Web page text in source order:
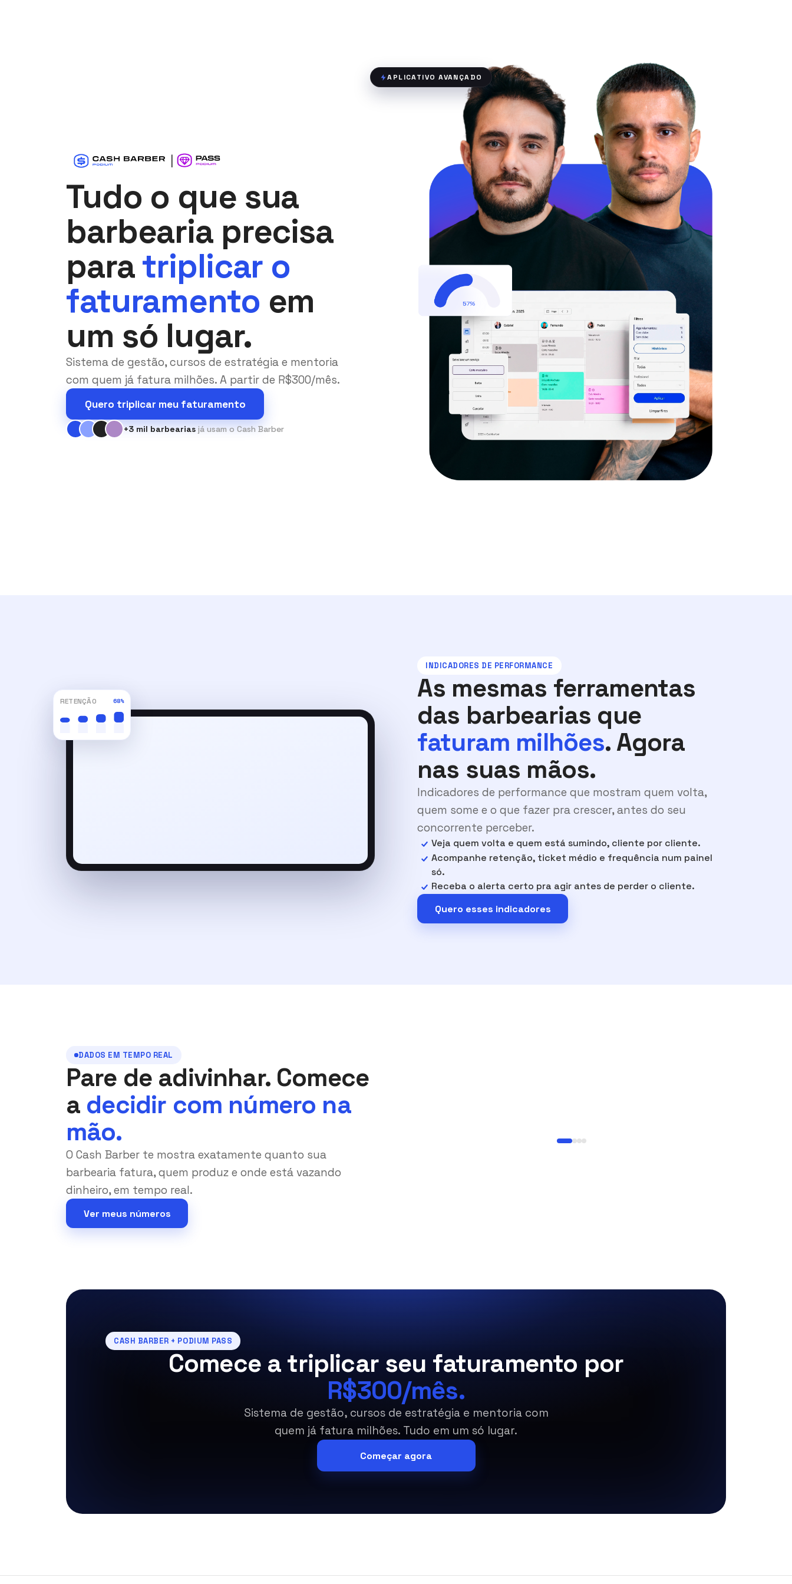
Tudo o que sua
barbearia precisa
paratriplicar o
faturamento em
um só lugar.
Sistema de gestão, cursos de estratégia e mentoria
com quem já fatura milhões. A partir de R$300/mês.
Quero triplicar meu faturamento
+3 mil barbearias já usam o Cash Barber
APLICATIVO AVANÇADO
RETENÇÃO 68%
INDICADORES DE PERFORMANCE
As mesmas ferramentas
das barbearias que
faturam milhões. Agora
nas suas mãos.
Indicadores de performance que mostram quem volta,
quem some e o que fazer pra crescer, antes do seu
concorrente perceber.
Veja quem volta e quem está sumindo, cliente por cliente.
Acompanhe retenção, ticket médio e frequência num painel
só.
Receba o alerta certo pra agir antes de perder o cliente.
Quero esses indicadores
DADOS EM TEMPO REAL
Pare de adivinhar. Comece
a decidir com número na
mão.
O Cash Barber te mostra exatamente quanto sua
barbearia fatura, quem produz e onde está vazando
dinheiro, em tempo real.
Ver meus números
CASH BARBER + PODIUM PASS
Comece a triplicar seu faturamento por
R$300/mês.
Sistema de gestão, cursos de estratégia e mentoria com
quem já fatura milhões. Tudo em um só lugar.
Começar agora